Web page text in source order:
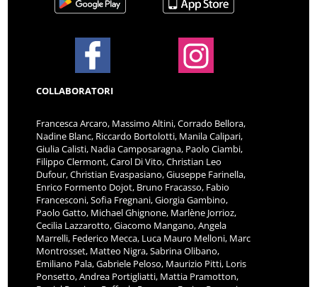
COLLABORATORI
Francesca Arcaro, Massimo Altini, Corrado Bellora,
Nadine Blanc, Riccardo Bortolotti, Manila Calipari,
Giulia Calisti, Nadia Camposaragna, Paolo Ciambi,
Filippo Clermont, Carol Di Vito, Christian Leo
Dufour, Christian Evaspasiano, Giuseppe Farinella,
Enrico Formento Dojot, Bruno Fracasso, Fabio
Francesconi, Sofia Fregnani, Giorgia Gambino,
Paolo Gatto, Michael Ghignone, Marlène Jorrioz,
Cecilia Lazzarotto, Giacomo Mangano, Angela
Marrelli, Federico Mecca, Luca Mauro Melloni, Marc
Montrosset, Matteo Nigra, Sabrina Olibano,
Emiliano Pala, Gabriele Peloso, Maurizio Pitti, Loris
Ponsetto, Andrea Portigliatti, Mattia Pramotton,